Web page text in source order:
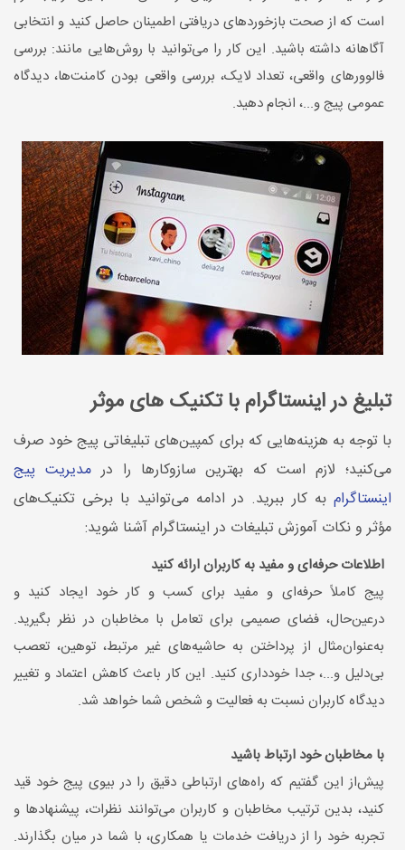
است که از صحت بازخوردهای دریافتی اطمینان حاصل کنید و انتخابی
آگاهانه داشته باشید. این کار را می‌توانید با روش‌هایی مانند: بررسی
فالوورهای واقعی، تعداد لایک، بررسی واقعی بودن کامنت‌ها، دیدگاه
عمومی پیج و...، انجام دهید.
تبلیغ در اینستاگرام با تکنیک های موثر
با توجه به هزینه‌هایی که برای کمپین‌های تبلیغاتی پیج خود صرف
می‌کنید؛ لازم است که بهترین سازوکارها را درمدیریت پیج
اینستاگرام به کار ببرید. در ادامه می‌توانید با برخی تکنیک‌های
مؤثر و نکات آموزش تبلیغات در اینستاگرام آشنا شوید:
اطلاعات حرفه‌ای و مفید به کاربران ارائه کنید
پیج کاملاً حرفه‌ای و مفید برای کسب ‌و کار خود ایجاد کنید و
درعین‌حال، فضای صمیمی برای تعامل با مخاطبان در نظر بگیرید.
به‌عنوان‌مثال از پرداختن به حاشیه‌های غیر مرتبط، توهین، تعصب
بی‌دلیل و...، جدا خودداری کنید. این کار باعث کاهش اعتماد و تغییر
دیدگاه کاربران نسبت به فعالیت و شخص شما خواهد شد.
با مخاطبان خود ارتباط باشید
پیش‌از این گفتیم که راه‌های ارتباطی دقیق را در بیوی پیج خود قید
کنید، بدین ترتیب مخاطبان و کاربران می‌توانند نظرات، پیشنهاد‌ها و
تجربه خود را از دریافت خدمات یا همکاری، با شما در میان بگذارند.